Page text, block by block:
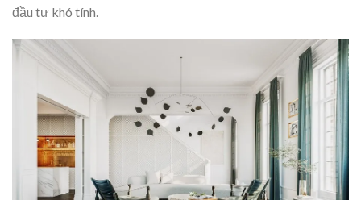
đầu tư khó tính.